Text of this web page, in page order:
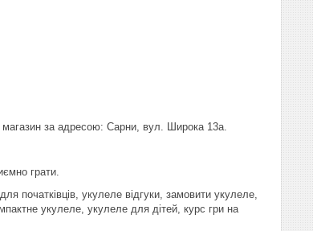
магазин за адресою: Сарни, вул. Широка 13а.
грати.
початківців, укулеле відгуки, замовити укулеле,
укулеле, укулеле для дітей, курс гри на